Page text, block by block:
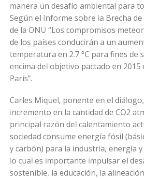
manera un desafío ambiental para
Según el Informe sobre la Brecha de
de la ONU “Los compromisos
de los países conducirán a un
temperatura en 2.7 °C para fines de
encima del objetivo pactado en 2015
París”.
Carles Miquel, ponente en el
incremento en la cantidad de CO2
principal razón del calentamiento
sociedad consume energía fósil
y carbón) para la industria, energía
lo cual es importante impulsar el
sostenible, la educación, la